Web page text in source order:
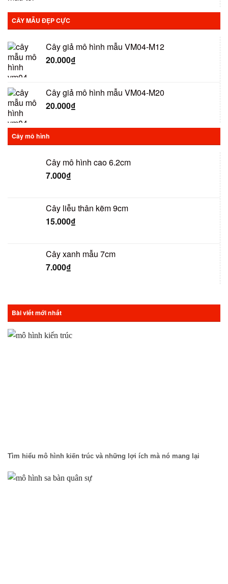
CÂY MẪU ĐẸP CỰC
Cây giả mô hình mẫu VM04-M12
20.000₫
Cây giả mô hình mẫu VM04-M20
20.000₫
Cây mô hình
Cây mô hình cao 6.2cm
7.000₫
Cây liễu thân kẽm 9cm
15.000₫
Cây xanh mẫu 7cm
7.000₫
Bài viết mới nhất
Tìm hiểu mô hình kiến trúc và những lợi ích mà nó mang lại